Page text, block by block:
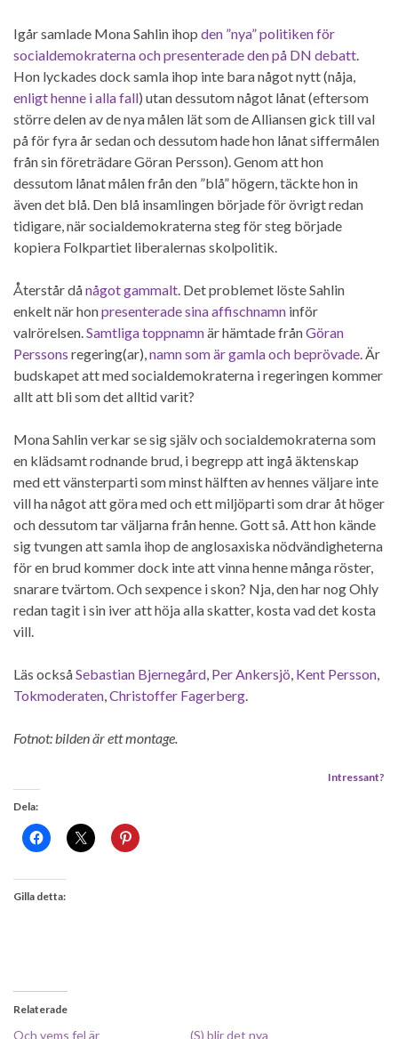
Igår samlade Mona Sahlin ihop den ”nya” politiken för
socialdemokraterna och presenterade den på DN debatt.
Hon lyckades dock samla ihop inte bara något nytt (nåja,
enligt henne i alla fall) utan dessutom något lånat (eftersom
större delen av de nya målen lät som de Alliansen gick till val
på för fyra år sedan och dessutom hade hon lånat siffermålen
från sin företrädare Göran Persson). Genom att hon
dessutom lånat målen från den ”blå” högern, täckte hon in
även det blå. Den blå insamlingen började för övrigt redan
tidigare, när socialdemokraterna steg för steg började
kopiera Folkpartiet liberalernas skolpolitik.
Återstår dånågot gammalt. Det problemet löste Sahlin
enkelt när honpresenterade sina affischnamn inför
valrörelsen.Samtliga toppnamnär hämtade frånGöran
Perssons regering(ar),namn som är gamla och beprövade. Är
budskapet att med socialdemokraterna i regeringen kommer
allt att bli som det alltid varit?
Mona Sahlin verkar se sig själv och socialdemokraterna som
en klädsamt rodnande brud, i begrepp att ingå äktenskap
med ett vänsterparti som minst hälften av hennes väljare inte
vill ha något att göra med och ett miljöparti som drar åt höger
och dessutom tar väljarna från henne. Gott så. Att hon kände
sig tvungen att samla ihop de anglosaxiska nödvändigheterna
för en brud kommer dock inte att vinna henne många röster,
snarare tvärtom. Och sexpence i skon? Nja, den har nog Ohly
redan tagit i sin iver att höja alla skatter, kosta vad det kosta
vill.
Läs ocksåSebastian Bjernegård, Per Ankersjö, Kent Persson,
Tokmoderaten,Christoffer Fagerberg.
Fotnot: bilden är ett montage.
Intressant?
Dela:
Gilla detta:
Relaterade
Och vems fel är (S) blir det nya